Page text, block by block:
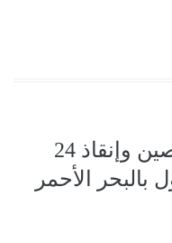
حادث مروع.. مصرع شخصين وإنقاذ 24
الأحمر